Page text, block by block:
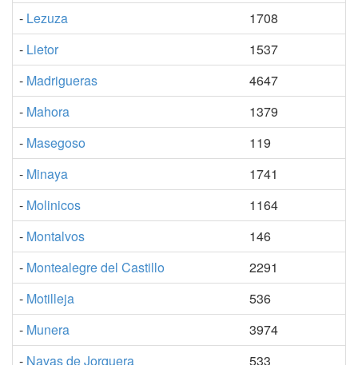
- Lezuza
1708
- Lietor
1537
- Madrigueras
4647
- Mahora
1379
- Masegoso
119
- Minaya
1741
- Molinicos
1164
- Montalvos
146
- Montealegre del Castillo
2291
- Motilleja
536
- Munera
3974
- Navas de Jorquera
533